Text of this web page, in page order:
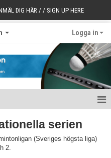
DIG HÄR / / SIGN UP HERE
Logga in
serien
(Sveriges högsta liga)
2.